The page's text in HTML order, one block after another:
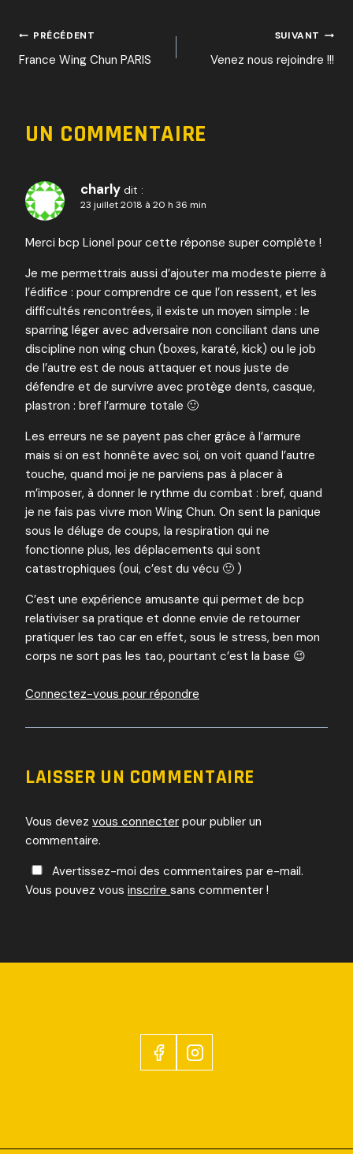
NAVIGATION
L’ARTICLE
PRÉCÉDENT
France Wing Chun PARIS
SUIVANT
Venez nous rejoindre !!!
UN COMMENTAIRE
charly dit :
23 juillet 2018 à 20 h 36 min
Merci bcp Lionel pour cette réponse super complète !
Je me permettrais aussi d’ajouter ma modeste pierre à
l’édifice : pour comprendre ce que l’on ressent, et les
difficultés rencontrées, il existe un moyen simple : le
sparring léger avec adversaire non conciliant dans une
discipline non wing chun (boxes, karaté, kick) ou le job
de l’autre est de nous attaquer et nous juste de
défendre et de survivre avec protège dents, casque,
plastron : bref l’armure totale 🙂
Les erreurs ne se payent pas cher grâce à l’armure
mais si on est honnête avec soi, on voit quand l’autre
touche, quand moi je ne parviens pas à placer à
m’imposer, à donner le rythme du combat : bref, quand
je ne fais pas vivre mon Wing Chun. On sent la panique
sous le déluge de coups, la respiration qui ne
fonctionne plus, les déplacements qui sont
catastrophiques (oui, c’est du vécu 🙂 )
C’est une expérience amusante qui permet de bcp
relativiser sa pratique et donne envie de retourner
pratiquer les tao car en effet, sous le stress, ben mon
corps ne sort pas les tao, pourtant c’est la base 😉
Connectez-vous pour répondre
LAISSER UN COMMENTAIRE
Vous devez vous connecter pour publier un
commentaire.
Avertissez-moi des commentaires par e-mail.
Vous pouvez vous inscrire sans commenter !